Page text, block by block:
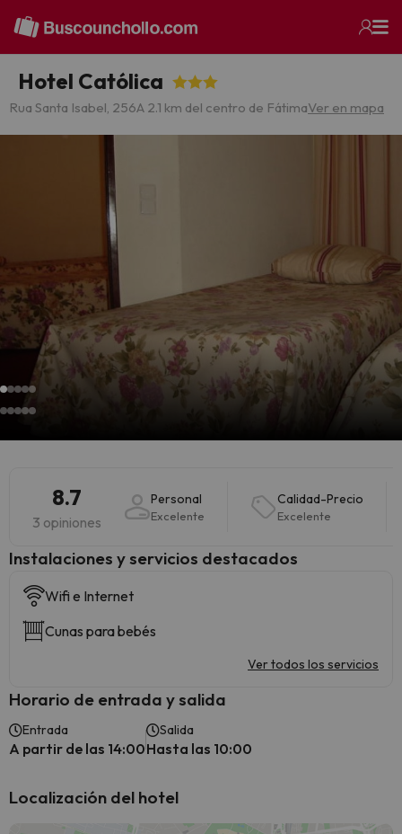
Hotel Católica
Rua Santa Isabel, 256A 2.1 km del centro de FátimaVer en mapa
8.7
3 opiniones
Personal
Excelente
Calidad-Precio
Excelente
Instalaciones y servicios destacados
Wifi e Internet
Cunas para bebés
Ver todos los servicios
Horario de entrada y salida
Entrada
A partir de las 14:00
Salida
Hasta las 10:00
Localización del hotel